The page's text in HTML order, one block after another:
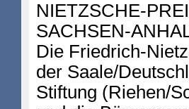
NIETZSCHE-
SACHSEN-
Die Friedrich-
der Saale/
Stiftung (Riehen/